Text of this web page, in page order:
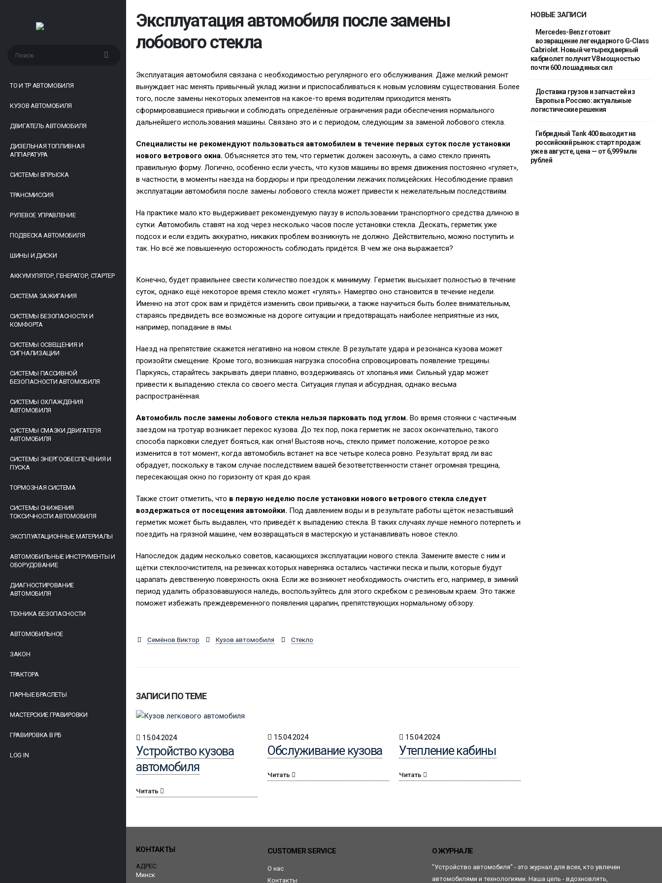
ТО И ТР АВТОМОБИЛЯ
КУЗОВ АВТОМОБИЛЯ
ДВИГАТЕЛЬ АВТОМОБИЛЯ
ДИЗЕЛЬНАЯ ТОПЛИВНАЯ
АППАРАТУРА
СИСТЕМЫ ВПРЫСКА
ТРАНСМИССИЯ
РУЛЕВОЕ УПРАВЛЕНИЕ
ПОДВЕСКА АВТОМОБИЛЯ
ШИНЫ И ДИСКИ
АККУМУЛЯТОР, ГЕНЕРАТОР, СТАРТЕР
СИСТЕМА ЗАЖИГАНИЯ
СИСТЕМЫ БЕЗОПАСНОСТИ И
КОМФОРТА
СИСТЕМЫ ОСВЕЩЕНИЯ И
СИГНАЛИЗАЦИИ
СИСТЕМЫ ПАССИВНОЙ
БЕЗОПАСНОСТИ АВТОМОБИЛЯ
СИСТЕМЫ ОХЛАЖДЕНИЯ
АВТОМОБИЛЯ
СИСТЕМЫ СМАЗКИ ДВИГАТЕЛЯ
АВТОМОБИЛЯ
СИСТЕМЫ ЭНЕРГООБЕСПЕЧЕНИЯ И
ПУСКА
ТОРМОЗНАЯ СИСТЕМА
СИСТЕМЫ СНИЖЕНИЯ
ТОКСИЧНОСТИ АВТОМОБИЛЯ
ЭКСПЛУАТАЦИОННЫЕ МАТЕРИАЛЫ
АВТОМОБИЛЬНЫЕ ИНСТРУМЕНТЫ И
ОБОРУДОВАНИЕ
ДИАГНОСТИРОВАНИЕ
АВТОМОБИЛЯ
ТЕХНИКА БЕЗОПАСНОСТИ
АВТОМОБИЛЬНОЕ
ЗАКОН
ТРАКТОРА
ПАРНЫЕ БРАСЛЕТЫ
МАСТЕРСКИЕ ГРАВИРОВКИ
ГРАВИРОВКА В РБ
LOG IN
Эксплуатация автомобиля после замены
лобового стекла
Эксплуатация автомобиля связана с необходимостью регулярного его обслуживания. Даже мелкий ремонт
вынуждает нас менять привычный уклад жизни и приспосабливаться к новым условиям существования. Более
того, после замены некоторых элементов на какое-то время водителям приходится менять
сформировавшиеся привычки и соблюдать определённые ограничения ради обеспечения нормального
дальнейшего использования машины. Связано это и с периодом, следующим за заменой лобового стекла.
Специалисты не рекомендуют пользоваться автомобилем в течение первых суток после установки
нового ветрового окна. Объясняется это тем, что герметик должен засохнуть, а само стекло принять
правильную форму. Логично, особенно если учесть, что кузов машины во время движения постоянно «гуляет»,
в частности, в моменты наезда на бордюры и при преодолении лежачих полицейских. Несоблюдение правил
эксплуатации автомобиля после замены лобового стекла может привести к нежелательным последствиям.
На практике мало кто выдерживает рекомендуемую паузу в использовании транспортного средства длиною в
сутки. Автомобиль ставят на ход через несколько часов после установки стекла. Дескать, герметик уже
подсох и если ездить аккуратно, никаких проблем возникнуть не должно. Действительно, можно поступить и
так. Но всё же повышенную осторожность соблюдать придётся. В чем же она выражается?
Конечно, будет правильнее свести количество поездок к минимуму. Герметик высыхает полностью в течение
суток, однако ещё некоторое время стекло может «гулять». Намертво оно становится в течение недели.
Именно на этот срок вам и придётся изменить свои привычки, а также научиться быть более внимательным,
стараясь предвидеть все возможные на дороге ситуации и предотвращать наиболее неприятные из них,
например, попадание в ямы.
Наезд на препятствие скажется негативно на новом стекле. В результате удара и резонанса кузова может
произойти смещение. Кроме того, возникшая нагрузка способна спровоцировать появление трещины.
Паркуясь, старайтесь закрывать двери плавно, воздерживаясь от хлопанья ими. Сильный удар может
привести к выпадению стекла со своего места. Ситуация глупая и абсурдная, однако весьма
распространённая.
Автомобиль после замены лобового стекла нельзя парковать под углом. Во время стоянки с частичным
заездом на тротуар возникает перекос кузова. До тех пор, пока герметик не засох окончательно, такого
способа парковки следует бояться, как огня! Выстояв ночь, стекло примет положение, которое резко
изменится в тот момент, когда автомобиль встанет на все четыре колеса ровно. Результат вряд ли вас
обрадует, поскольку в таком случае последствием вашей безответственности станет огромная трещина,
пересекающая окно по горизонту от края до края.
Также стоит отметить, что в первую неделю после установки нового ветрового стекла следует
воздержаться от посещения автомойки. Под давлением воды и в результате работы щёток незастывший
герметик может быть выдавлен, что приведёт к выпадению стекла. В таких случаях лучше немного потерпеть и
поездить на грязной машине, чем возвращаться в мастерскую и устанавливать новое стекло.
Напоследок дадим несколько советов, касающихся эксплуатации нового стекла. Замените вместе с ним и
щётки стеклоочистителя, на резинках которых наверняка остались частички песка и пыли, которые будут
царапать девственную поверхность окна. Если же возникнет необходимость очистить его, например, в зимний
период удалить образовавшуюся наледь, воспользуйтесь для этого скребком с резиновым краем. Это также
поможет избежать преждевременного появления царапин, препятствующих нормальному обзору.
Семёнов Виктор Кузов автомобиля Стекло
ЗАПИСИ ПО ТЕМЕ
15.04.2024
Устройство кузова
автомобиля
Читать
15.04.2024
Обслуживание кузова
Читать
15.04.2024
Утепление кабины
Читать
НОВЫЕ ЗАПИСИ
Mercedes-Benz готовит
возвращение легендарного G-Class
Cabriolet. Новый четырехдверный
кабриолет получит V8 мощностью
почти 600 лошадиных сил
Доставка грузов и запчастей из
Европы в Россию: актуальные
логистические решения
Гибридный Tank 400 выходит на
российский рынок: старт продаж
уже в августе, цена — от 6,999 млн
рублей
КОНТАКТЫ
АДРЕС:
Минск
CUSTOMER SERVICE
О нас
Контакты
О ЖУРНАЛЕ
"Устройство автомобиля" - это журнал для всех, кто увлечен
автомобилями и технологиями. Наша цель - вдохновлять,